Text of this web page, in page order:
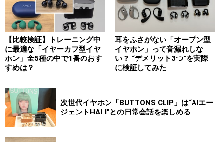
徴とするコーデック
スマートフォンアプリ「Xiaomi EarBuds」を使えば、4つ
のEQ（＝イコライザー）モードから、好みに合わせた音
響環境を選択し設定することもできます。また「イマー
シブオーディオ」というユニークな機能もあり、「標準
モード」「ミュージックモード」「ムービーモード」の
3種から選択することができます。
【比較検証】トレーニング中
に最適な「イヤーカフ型イヤ
ホン」全5種の中で1番のおす
すめは？
耳をふさがない「オープン型
イヤホン」って音漏れしな
い？ “デメリット3つ”を実際
に検証してみた
次世代イヤホン「BUTTONS CLIP」は“AIエー
ジェントHALI”との日常会話を楽しめる